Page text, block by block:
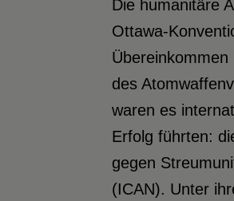
Die humanitäre
Ottawa-
des
waren es
Erfolg führten:
gegen
(ICAN). Unter